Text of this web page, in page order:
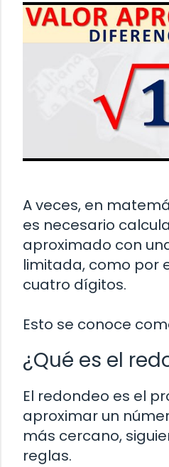
A veces, en
es necesario
aproximado con
limitada, como por
cuatro dígitos.
Esto se conoce
¿Qué es el
El redondeo es el
aproximar un
más cercano,
reglas.